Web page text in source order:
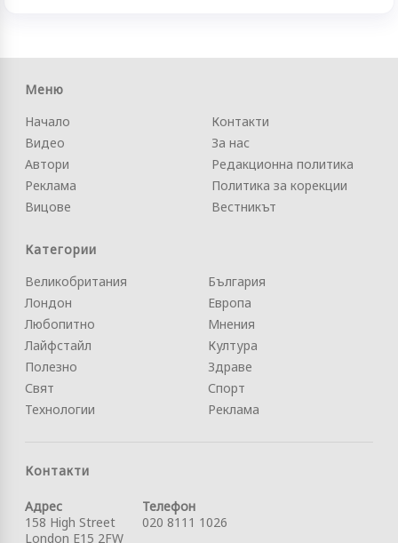
Меню
Начало
Видео
Автори
Реклама
Вицове
Контакти
За нас
Редакционна политика
Политика за корекции
Вестникът
Категории
Великобритания
Лондон
Любопитно
Лайфстайл
Полезно
Свят
Технологии
България
Европа
Мнения
Култура
Здраве
Спорт
Реклама
Контакти
Адрес
158 High Street
London E15 2FW
Телефон
020 8111 1026